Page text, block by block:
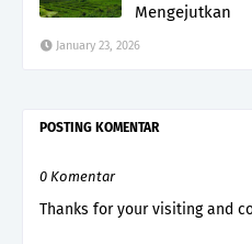
Mengejutkan
January 23, 2026
POSTING KOMENTAR
0 Komentar
Thanks for your visiting and